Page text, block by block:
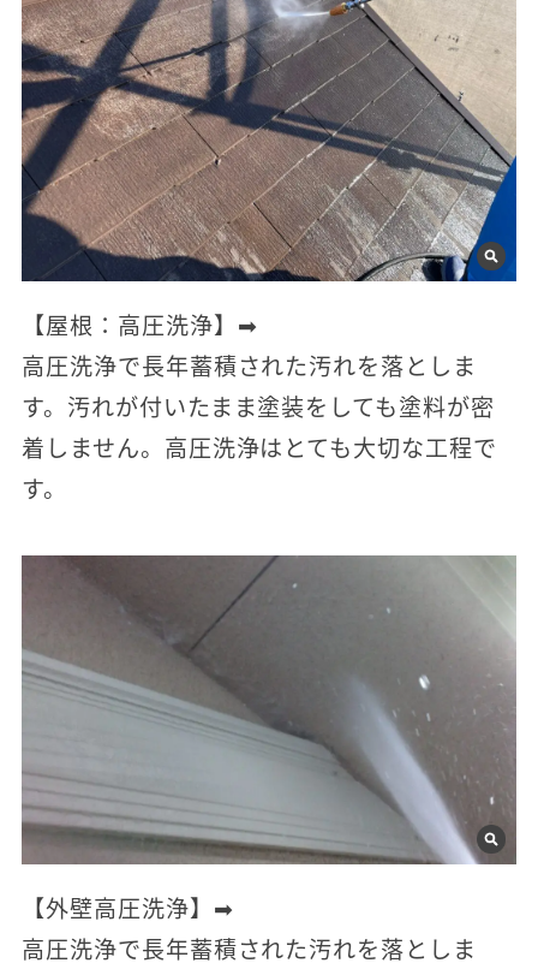
【屋根：高圧洗浄】➡
高圧洗浄で長年蓄積された汚れを落としま
す。汚れが付いたまま塗装をしても塗料が密
着しません。高圧洗浄はとても大切な工程で
す。
【外壁高圧洗浄】➡
高圧洗浄で長年蓄積された汚れを落としま